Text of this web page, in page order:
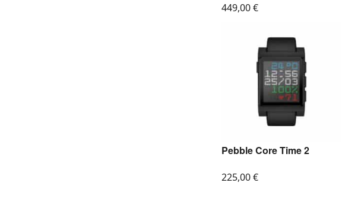
449,00€
Pebble Core Time 2
225,00€